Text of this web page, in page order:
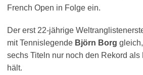
French Open in Folge ein.
Der erst 22-jährige
mit Tennislegende Björn Borg
sechs Titeln nur noch den Rekord
hält.